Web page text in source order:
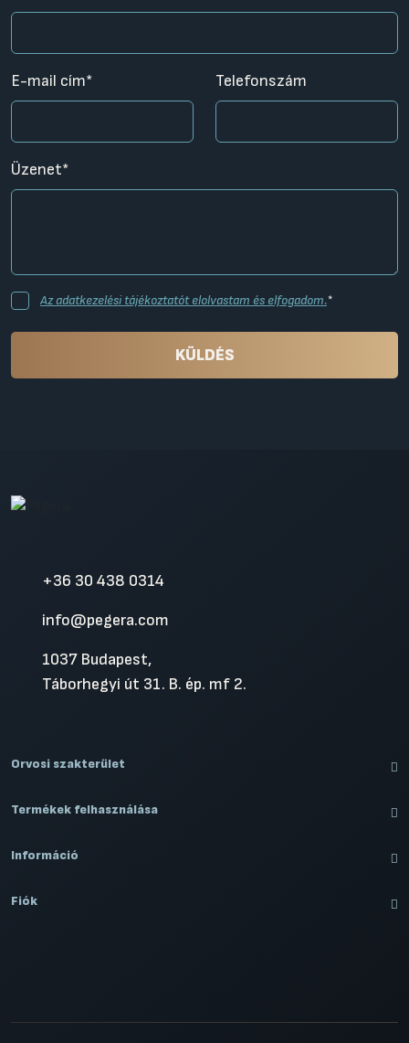
E-mail cím* Telefonszám
Üzenet*
Az adatkezelési tájékoztatót elolvastam és elfogadom.*
KÜLDÉS
+36 30 438 0314
info@pegera.com
1037 Budapest,
Táborhegyi út 31. B. ép. mf 2.
Orvosi szakterület
Termékek felhasználása
Információ
Fiók